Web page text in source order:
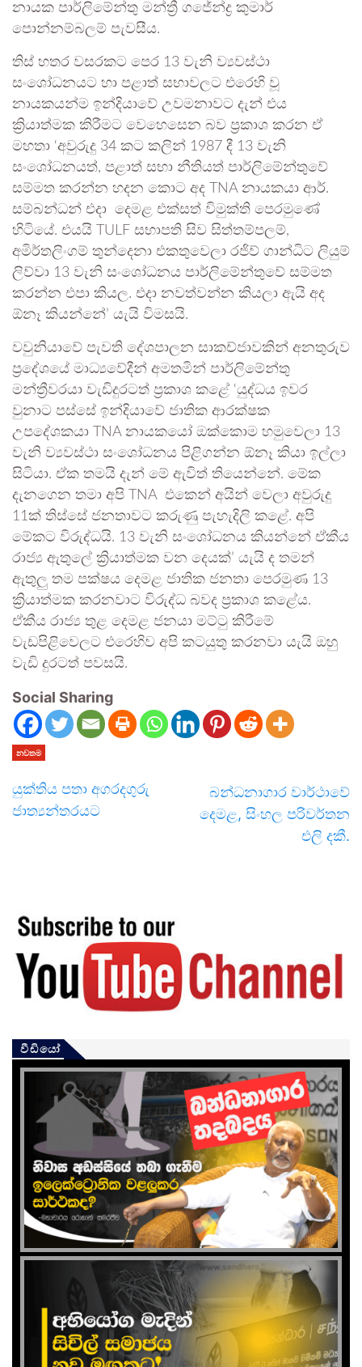
නායක පාර්ලිමේන්තු මන්ත්‍රී ගජේන්ද්‍ර කුමාර්
පොන්නම්බලම් පැවසීය.
තිස් හතර වසරකට පෙර 13 වැනි ව්‍යවස්ථා
සංශෝධනයට හා පළාත් සභාවලට එරෙහි වූ
නායකයන්ම ඉන්දියාවේ උවමනාවට දැන් එය
ක්‍රියාත්මක කිරීමට වෙහෙසෙන බව ප්‍රකාශ කරන ඒ
මහතා ‘අවුරුදු 34 කට කලින් 1987 දී 13 වැනි
සංශෝධනයත්, පළාත් සභා නීතියත් පාර්ලිමේන්තුවේ
සම්මත කරන්න හදන කොට අද TNA නායකයා ආර්.
සම්බන්ධන් එදා දෙමළ එක්සත් විමුක්ති පෙරමුණේ
හිටියේ. එයයි TULF සභාපති සිව සිත්තම්පලම්,
අමිර්තලිංගම් තුන්දෙනා එකතුවෙලා රජිව් ගාන්ධිට ලියුම්
ලිව්වා 13 වැනි සංශෝධනය පාර්ලිමේන්තුවේ සම්මත
කරන්න එපා කියල. එදා නවත්වන්න කියලා ඇයි අද
ඕනෑ කියන්නේ’ යැයි විමසයි.
වවුනියාවේ පැවති දේශපාලන සාකච්ජාවකින් අනතුරුව
ප්‍රදේශයේ මාධ්‍යවේදීන් අමතමින් පාර්ලිමේන්තු
මන්ත්‍රීවරයා වැඩිදුරටත් ප්‍රකාශ කළේ ‘යුද්ධය ඉවර
වුනාට පස්සේ ඉන්දියාවේ ජාතික ආරක්ෂක
උපදේශකයා TNA නායකයෝ ඔක්කොම හමුවෙලා 13
වැනි ව්‍යවස්ථා සංශෝධනය පිළිගන්න ඕනෑ කියා ඉල්ලා
සිටියා. ඒක තමයි දැන් මේ ඇවිත් තියෙන්නේ. මේක
දැනගෙන තමා අපි TNA එකෙන් අයින් වෙලා අවුරුදු
11ක් තිස්සේ ජනතාවට කරුණු පැහැදිලි කළේ. අපි
මේකට විරුද්ධයි. 13 වැනි සංශෝධනය කියන්නේ ඒකීය
රාජ්‍ය ඇතුලේ ක්‍රියාත්මක වන දෙයක්’ යැයි ද තමන්
ඇතුලු තම පක්ෂය දෙමළ ජාතික ජනතා පෙරමුණ 13
ක්‍රියාත්මක කරනවාට විරුද්ධ බවද ප්‍රකාශ කළේය.
ඒකීය රාජ්‍ය තුළ දෙමළ ජනයා මට්ටු කිරීමේ
වැඩපිළිවෙලට එරෙහිව අපි කටයුතු කරනවා යැයි ඔහු
වැඩි දුරටත් පවසයි.
Social Sharing
නවතම
යුක්තිය පතා අගරදගුරු
ජාත්‍යන්තරයට
බන්ධනාගාර වාර්ථාවේ
දෙමළ, සිංහල පරිවර්තන
එලි දකී.
වීඩියෝ